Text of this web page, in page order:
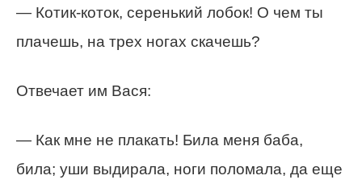
— Котик-коток, серенький лобок! О чем ты
плачешь, на трех ногах скачешь?
Отвечает им Вася:
— Как мне не плакать! Била меня баба,
била; уши выдирала, ноги поломала, да еще